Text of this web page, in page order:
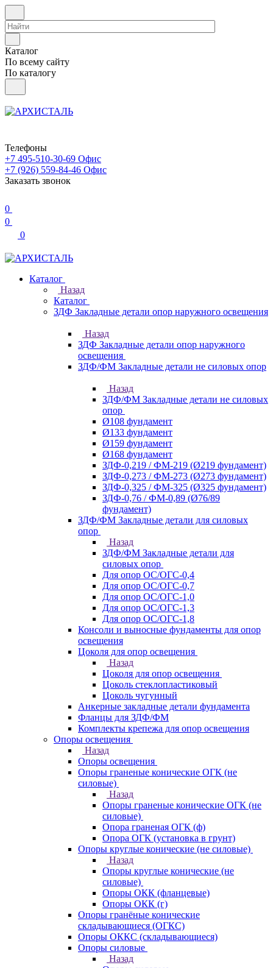
Каталог
По всему сайту
По каталогу
Телефоны
+7 495-510-30-69 Офис
+7 (926) 559-84-46 Офис
Заказать звонок
0
0
0
Каталог
Назад
Каталог
ЗДФ Закладные детали опор наружного освещения
Назад
ЗДФ Закладные детали опор наружного
освещения
ЗДФ/ФМ Закладные детали не силовых опор
Назад
ЗДФ/ФМ Закладные детали не силовых
опор
Ø108 фундамент
Ø133 фундамент
Ø159 фундамент
Ø168 фундамент
ЗДФ-0,219 / ФМ-219 (Ø219 фундамент)
ЗДФ-0,273 / ФМ-273 (Ø273 фундамент)
ЗДФ-0,325 / ФМ-325 (Ø325 фундамент)
ЗДФ-0,76 / ФМ-0,89 (Ø76/89
фундамент)
ЗДФ/ФМ Закладные детали для силовых
опор
Назад
ЗДФ/ФМ Закладные детали для
силовых опор
Для опор ОС/ОГС-0,4
Для опор ОС/ОГС-0,7
Для опор ОС/ОГС-1,0
Для опор ОС/ОГС-1,3
Для опор ОС/ОГС-1,8
Консоли и выносные фундаменты для опор
освещения
Цоколя для опор освещения
Назад
Цоколя для опор освещения
Цоколь стеклопластиковый
Цоколь чугунный
Анкерные закладные детали фундамента
Фланцы для ЗДФ/ФМ
Комплекты крепежа для опор освещения
Опоры освещения
Назад
Опоры освещения
Опоры граненые конические ОГК (не
силовые)
Назад
Опоры граненые конические ОГК (не
силовые)
Опора граненая ОГК (ф)
Опора ОГК (установка в грунт)
Опоры круглые конические (не силовые)
Назад
Опоры круглые конические (не
силовые)
Опоры ОКК (фланцевые)
Опоры ОКК (г)
Опоры гранёные конические
складывающиеся (ОГКС)
Опоры ОККС (складывающиеся)
Опоры силовые
Назад